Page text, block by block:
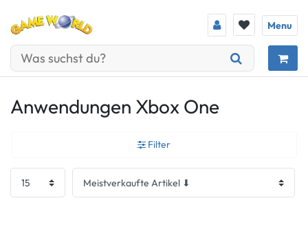
Menu
Anwendungen Xbox One
Filter